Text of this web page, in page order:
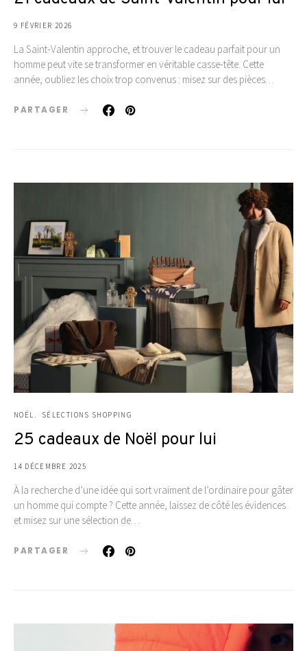
9 FÉVRIER 2026
La Saint-Valentin approche, et trouver le cadeau parfait pour un
homme peut vite se transformer en véritable casse-tête. Cette
année, oubliez les choix trop convenus : misez sur des pièces…
PARTAGER
NOËL SÉLECTIONS SHOPPING
25 cadeaux de Noël pour lui
14 DÉCEMBRE 2025
À la recherche d’une idée qui sort vraiment de l’ordinaire pour gâter
un homme qui compte ? Cette année, laissez de côté les évidences
et misez sur une sélection de…
PARTAGER